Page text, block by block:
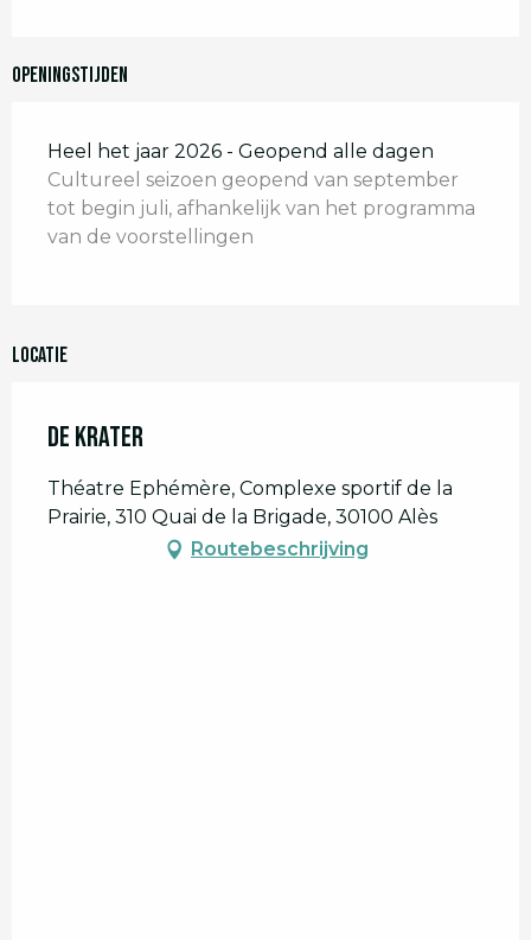
Openingstijden
Heel het jaar 2026 - Geopend alle dagen
Cultureel seizoen geopend van september
tot begin juli, afhankelijk van het programma
van de voorstellingen
Locatie
De Krater
Théatre Ephémère, Complexe sportif de la
Prairie, 310 Quai de la Brigade, 30100 Alès
Routebeschrijving